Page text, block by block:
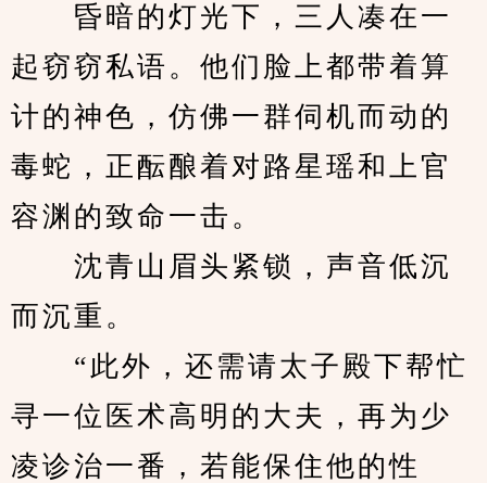
昏暗的灯光下，三人凑在一
起窃窃私语。他们脸上都带着算
计的神色，仿佛一群伺机而动的
毒蛇，正酝酿着对路星瑶和上官
容渊的致命一击。
沈青山眉头紧锁，声音低沉
而沉重。
“此外，还需请太子殿下帮忙
寻一位医术高明的大夫，再为少
凌诊治一番，若能保住他的性